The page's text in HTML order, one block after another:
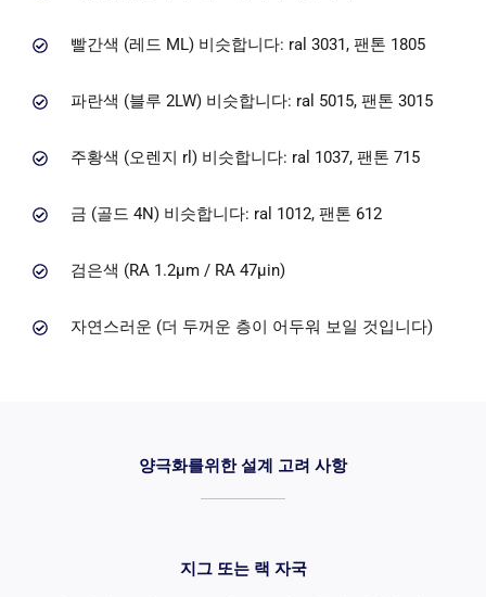
빨간색 (레드 ML) 비슷합니다: ral 3031, 팬톤 1805
파란색 (블루 2LW) 비슷합니다: ral 5015, 팬톤 3015
주황색 (오렌지 rl) 비슷합니다: ral 1037, 팬톤 715
금 (골드 4N) 비슷합니다: ral 1012, 팬톤 612
검은색 (RA 1.2μm / RA 47μin)
자연스러운 (더 두꺼운 층이 어두워 보일 것입니다)
양극화를위한 설계 고려 사항
지그 또는 랙 자국